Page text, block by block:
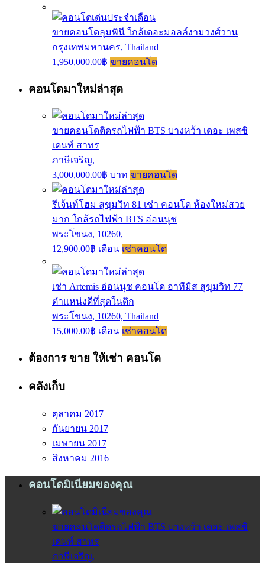
ขายคอนโดลุมพินี ใกล้เดอะมอลล์งามวงศ์วาน
กรุงเทพมหานคร, Thailand
1,950,000.00฿ ขายคอนโด
คอนโดมาใหม่ล่าสุด
ขายคอนโดติดรถไฟฟ้า BTS บางหว้า เดอะ เพสซิ
เดนท์ สาทร
ภาษีเจริญ,
3,000,000.00฿ บาท ขายคอนโด
รีเจ้นท์โฮม สุขุมวิท 81 เช่า คอนโด ห้องใหม่สวย
มาก ใกล้รถไฟฟ้า BTS อ่อนนุช
พระโขนง, 10260,
12,900.00฿ เดือน เช่าคอนโด
เช่า Artemis อ่อนนุช คอนโด อาทีมิส สุขุมวิท 77
ตำแหน่งดีที่สุดในตึก
พระโขนง, 10260, Thailand
15,000.00฿ เดือน เช่าคอนโด
ต้องการ ขาย ให้เช่า คอนโด
คลังเก็บ
ตุลาคม 2017
กันยายน 2017
เมษายน 2017
สิงหาคม 2016
คอนโดมิเนียมของคุณ
ขายคอนโดติดรถไฟฟ้า BTS บางหว้า เดอะ เพสซิ
เดนท์ สาทร
ภาษีเจริญ,